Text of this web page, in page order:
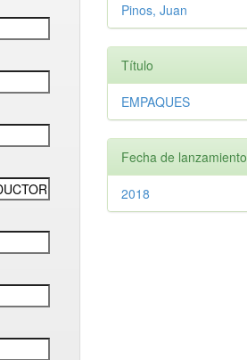
Pinos, Juan
Título
EMPAQUES
Fecha de lanzamiento
2018